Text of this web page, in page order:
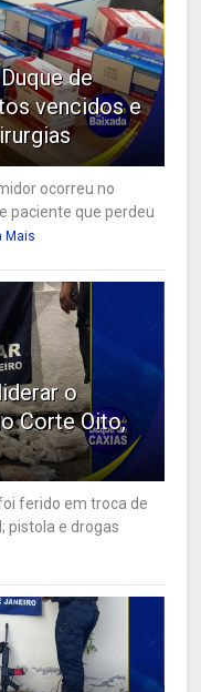
de
vencidos e
ocorreu no
paciente que perdeu
Mais
o
Corte Oito,
ferido em troca de
pistola e drogas